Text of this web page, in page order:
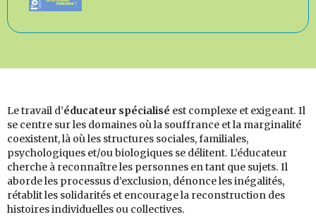
Le travail d’éducateur spécialisé est complexe et exigeant. Il
se centre sur les domaines où la souffrance et la marginalité
coexistent, là où les structures sociales, familiales,
psychologiques et/ou biologiques se délitent. L’éducateur
cherche à reconnaître les personnes en tant que sujets. Il
aborde les processus d’exclusion, dénonce les inégalités,
rétablit les solidarités et encourage la reconstruction des
histoires individuelles ou collectives.